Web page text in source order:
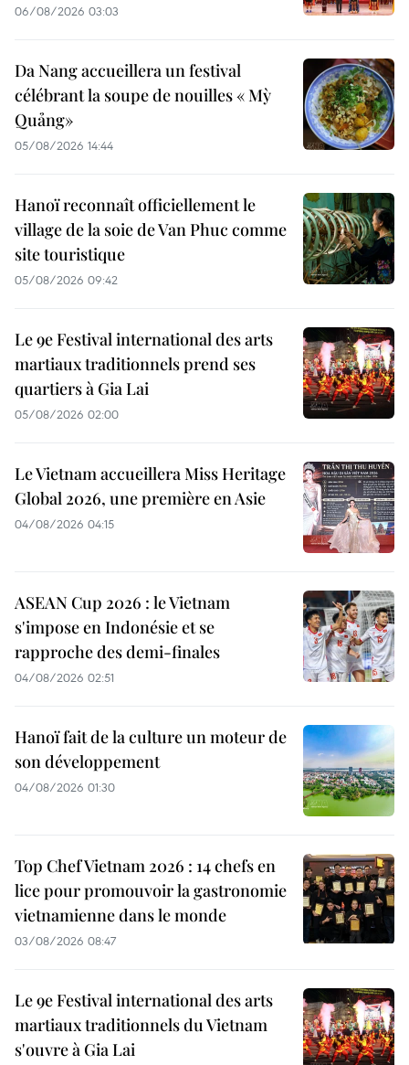
06/08/2026 03:03
Da Nang accueillera un festival
célébrant la soupe de nouilles « Mỳ
Quảng»
05/08/2026 14:44
Hanoï reconnaît officiellement le
village de la soie de Van Phuc comme
site touristique
05/08/2026 09:42
Le 9e Festival international des arts
martiaux traditionnels prend ses
quartiers à Gia Lai
05/08/2026 02:00
Le Vietnam accueillera Miss Heritage
Global 2026, une première en Asie
04/08/2026 04:15
ASEAN Cup 2026 : le Vietnam
s'impose en Indonésie et se
rapproche des demi-finales
04/08/2026 02:51
Hanoï fait de la culture un moteur de
son développement
04/08/2026 01:30
Top Chef Vietnam 2026 : 14 chefs en
lice pour promouvoir la gastronomie
vietnamienne dans le monde
03/08/2026 08:47
Le 9e Festival international des arts
martiaux traditionnels du Vietnam
s'ouvre à Gia Lai